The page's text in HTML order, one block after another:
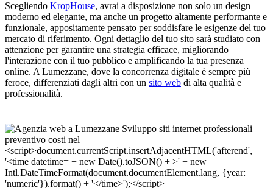
Scegliendo KropHouse, avrai a disposizione non solo un design
moderno ed elegante, ma anche un progetto altamente performante e
funzionale, appositamente pensato per soddisfare le esigenze del tuo
mercato di riferimento. Ogni dettaglio del tuo sito sarà studiato con
attenzione per garantire una strategia efficace, migliorando
l'interazione con il tuo pubblico e amplificando la tua presenza
online. A Lumezzane, dove la concorrenza digitale è sempre più
feroce, differenziati dagli altri con un sito web di alta qualità e
professionalità.